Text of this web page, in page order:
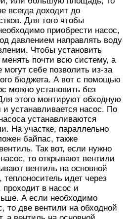
всегда доходит до
Для того чтобы
приобрести насос,
давлением направлять воду
Чтобы установить
менять почти всю систему, а
себе позволить из-за
бюджета. А вот с помощью
можно установить без
этого монтируют обходную
и устанавливается насос. По
устанавливаются
На участке, параллельно
байпас, также
Так вот, если нужно
то открывают вентили
вентиль на основной
теплоноситель идет через
в насос и
А если необходимо
то две вентили на обходной